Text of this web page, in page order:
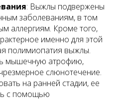
: Выжлы подвержены
заболеваниям, в том
аллергиям. Кроме того,
именно для этой
полимиопатия выжлы.
мышечную атрофию,
слюнотечение.
на ранней стадии, ее
с помощью